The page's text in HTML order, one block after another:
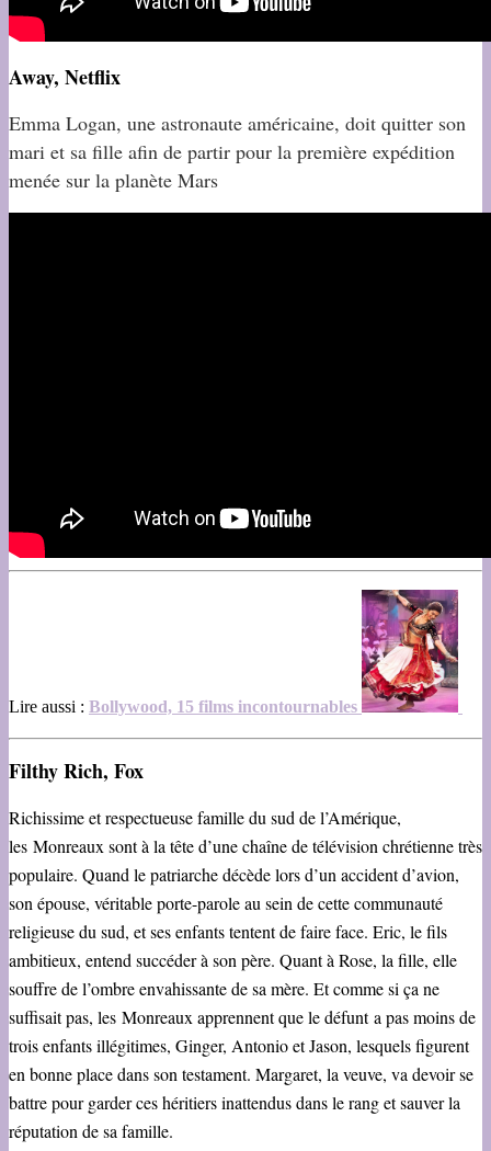
Away, Netflix
Emma Logan, une astronaute américaine, doit quitter son
mari et sa fille afin de partir pour la première expédition
menée sur la planète Mars
Lire aussi : Bollywood, 15 films incontournables
Filthy Rich, Fox
Richissime et respectueuse famille du sud de l’Amérique,
les Monreaux sont à la tête d’une chaîne de télévision chrétienne très
populaire. Quand le patriarche décède lors d’un accident d’avion,
son épouse, véritable porte-parole au sein de cette communauté
religieuse du sud, et ses enfants tentent de faire face. Eric, le fils
ambitieux, entend succéder à son père. Quant à Rose, la fille, elle
souffre de l’ombre envahissante de sa mère. Et comme si ça ne
suffisait pas, les Monreaux apprennent que le défunt a pas moins de
trois enfants illégitimes, Ginger, Antonio et Jason, lesquels figurent
en bonne place dans son testament. Margaret, la veuve, va devoir se
battre pour garder ces héritiers inattendus dans le rang et sauver la
réputation de sa famille.